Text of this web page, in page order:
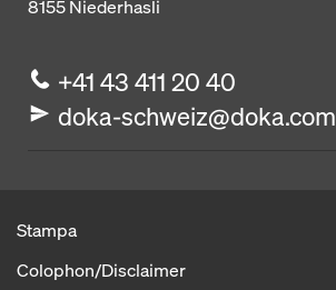
8155Niederhasli
+41 43 411 20 40
doka-schweiz@doka.com
Stampa
Colophon/Disclaimer